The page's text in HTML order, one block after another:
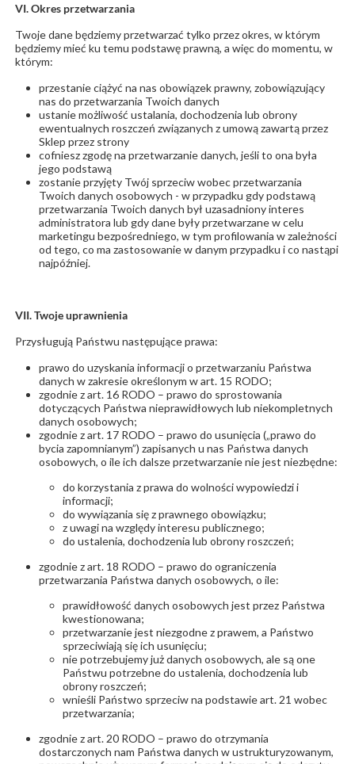
VI. Okres przetwarzania
Twoje dane będziemy przetwarzać tylko przez okres, w którym
będziemy mieć ku temu podstawę prawną, a więc do momentu, w
którym:
przestanie ciążyć na nas obowiązek prawny, zobowiązujący
nas do przetwarzania Twoich danych
ustanie możliwość ustalania, dochodzenia lub obrony
ewentualnych roszczeń związanych z umową zawartą przez
Sklep przez strony
cofniesz zgodę na przetwarzanie danych, jeśli to ona była
jego podstawą
zostanie przyjęty Twój sprzeciw wobec przetwarzania
Twoich danych osobowych - w przypadku gdy podstawą
przetwarzania Twoich danych był uzasadniony interes
administratora lub gdy dane były przetwarzane w celu
marketingu bezpośredniego, w tym profilowania w zależności
od tego, co ma zastosowanie w danym przypadku i co nastąpi
najpóźniej.
VII. Twoje uprawnienia
Przysługują Państwu następujące prawa:
prawo do uzyskania informacji o przetwarzaniu Państwa
danych w zakresie określonym w art. 15 RODO;
zgodnie z art. 16 RODO – prawo do sprostowania
dotyczących Państwa nieprawidłowych lub niekompletnych
danych osobowych;
zgodnie z art. 17 RODO – prawo do usunięcia („prawo do
bycia zapomnianym”) zapisanych u nas Państwa danych
osobowych, o ile ich dalsze przetwarzanie nie jest niezbędne:
do korzystania z prawa do wolności wypowiedzi i
informacji;
do wywiązania się z prawnego obowiązku;
z uwagi na względy interesu publicznego;
do ustalenia, dochodzenia lub obrony roszczeń;
zgodnie z art. 18 RODO – prawo do ograniczenia
przetwarzania Państwa danych osobowych, o ile:
prawidłowość danych osobowych jest przez Państwa
kwestionowana;
przetwarzanie jest niezgodne z prawem, a Państwo
sprzeciwiają się ich usunięciu;
nie potrzebujemy już danych osobowych, ale są one
Państwu potrzebne do ustalenia, dochodzenia lub
obrony roszczeń;
wnieśli Państwo sprzeciw na podstawie art. 21 wobec
przetwarzania;
zgodnie z art. 20 RODO – prawo do otrzymania
dostarczonych nam Państwa danych w ustrukturyzowanym,